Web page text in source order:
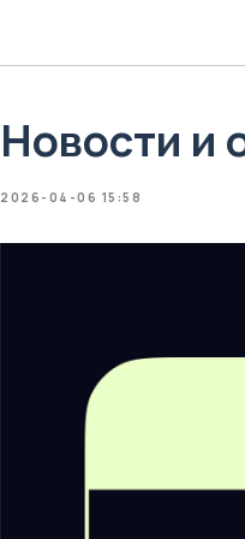
Новости и
2026-04-06 15:58